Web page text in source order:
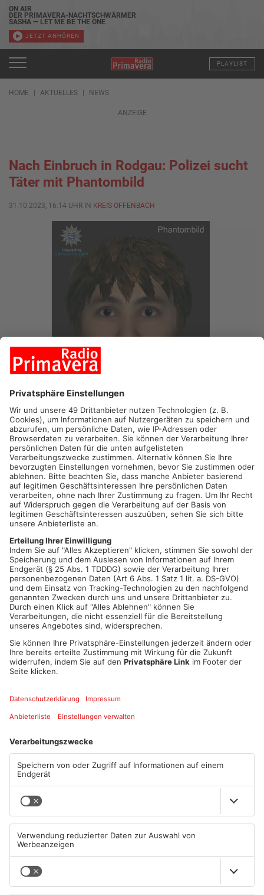
ON AIR
DER PRIMAVERA-NACHTSCHWÄRMER
SASHA — LET ME BE THE ONE
JETZT ANHÖREN
PLAYLIST
HOME AKTUELLES NEWS
ANZEIGE
Nach Einbruch in Rodgau: Polizei sucht
Täter mit Phantombild
31.10.2023, 16:14 UHR IN KREIS OFFENBACH
RODGAU.Nach einem Einbruch in einem Wohnhaus in Rodgau
sucht die Polizei jetzt per Phantomfoto nach dem Einbrecher.
Der Mann ist bereits Anfang August in ein Haus in Hainhausen
eingedrungen, wurde allerdings von den Bewohnern in die
Flucht geschlagen.
Die Ermittler fragen nun:
-Wer kennt Personen, die dem Phantombild ähneln?
-Wer hat Kenntnis von der Tat und kann Angaben zum Täter
Hinweise nimmt die Kriminalpolizei Offenbach unter der
Rufnummer 0698098-1234 entgegen.
Artikel teilen
ANZEIGE
Offenbach
Wasserrohrbruch in
Offenbach - mehrere Keller
Jugendzentrum scheitert